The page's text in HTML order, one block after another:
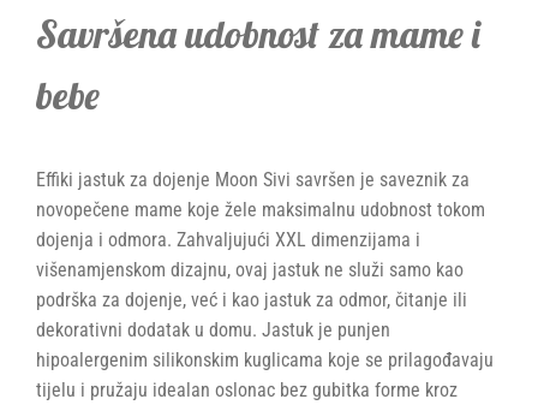
Savršena udobnost za mame i
bebe
Effiki jastuk za dojenje Moon Sivi savršen je saveznik za
novopečene mame koje žele maksimalnu udobnost tokom
dojenja i odmora. Zahvaljujući XXL dimenzijama i
višenamjenskom dizajnu, ovaj jastuk ne služi samo kao
podrška za dojenje, već i kao jastuk za odmor, čitanje ili
dekorativni dodatak u domu. Jastuk je punjen
hipoalergenim silikonskim kuglicama koje se prilagođavaju
tijelu i pružaju idealan oslonac bez gubitka forme kroz